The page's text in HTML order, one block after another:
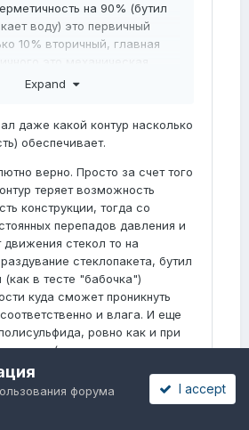
на 90% (бутил
воду) это первичный
10% вторичный, главная
это механическая
Expand
даже какой контур насколько
обеспечивает.
верно. Просто за счет того
теряет возможность
конструкции, тогда со
перепадов давления и
движения стекол то на
стеклопакета, бутил
(как в тесте "бабочка")
куда сможет проникнуть
и влага. И еще
ровно как и при
стекла (что и происходит при
стекло на на одном бутиле
и начнет "сползать".
форума
I accept